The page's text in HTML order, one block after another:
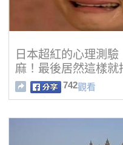
日本超紅的心理測
麻！最後居然這樣就
742觀看